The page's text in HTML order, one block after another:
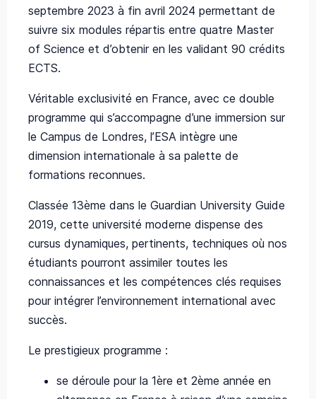
septembre 2023 à fin avril 2024 permettant de
suivre six modules répartis entre quatre Master
of Science et d’obtenir en les validant 90 crédits
ECTS.
Véritable exclusivité en France, avec ce double
programme qui s’accompagne d’une immersion sur
le Campus de Londres, l’ESA intègre une
dimension internationale à sa palette de
formations reconnues.
Classée 13ème dans le Guardian University Guide
2019, cette université moderne dispense des
cursus dynamiques, pertinents, techniques où nos
étudiants pourront assimiler toutes les
connaissances et les compétences clés requises
pour intégrer l’environnement international avec
succès.
Le prestigieux programme :
se déroule pour la 1ère et 2ème année en